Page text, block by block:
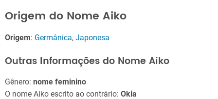
Origem do Nome Aiko
Origem: Germânica, Japonesa
Outras Informações do Nome Aiko
Gênero: nome feminino
O nome Aiko escrito ao contrário: Okia